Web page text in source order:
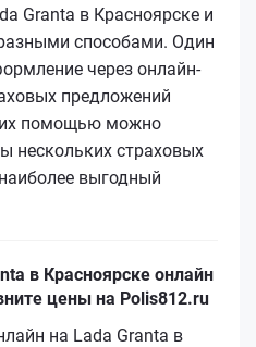
Granta в Красноярске и
способами. Один
через онлайн-
предложений
их помощью можно
нескольких страховых
выгодный
в Красноярске онлайн
цены на Polis812.ru
на Lada Granta в